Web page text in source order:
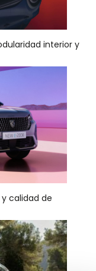
interior y
calidad de